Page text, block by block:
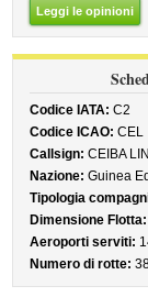
Leggi le opinioni
Codice IATA: C2
Codice ICAO: CEL
Callsign: CEIBA
Nazione: Guinea
Tipologia
Dimensione Flotta:
Aeroporti serviti:
Numero di rotte: